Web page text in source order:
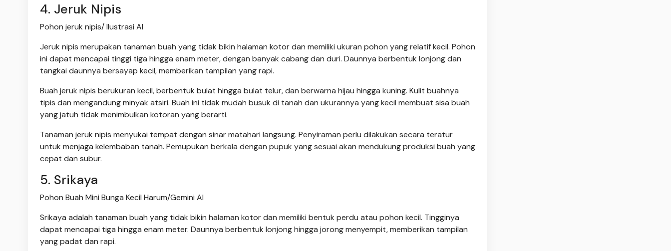
4. Jeruk Nipis
Pohon jeruk nipis/ Ilustrasi AI
Jeruk nipis merupakan tanaman buah yang tidak bikin halaman kotor dan memiliki ukuran pohon yang relatif kecil. Pohon
ini dapat mencapai tinggi tiga hingga enam meter, dengan banyak cabang dan duri. Daunnya berbentuk lonjong dan
tangkai daunnya bersayap kecil, memberikan tampilan yang rapi.
Buah jeruk nipis berukuran kecil, berbentuk bulat hingga bulat telur, dan berwarna hijau hingga kuning. Kulit buahnya
tipis dan mengandung minyak atsiri. Buah ini tidak mudah busuk di tanah dan ukurannya yang kecil membuat sisa buah
yang jatuh tidak menimbulkan kotoran yang berarti.
Tanaman jeruk nipis menyukai tempat dengan sinar matahari langsung. Penyiraman perlu dilakukan secara teratur
untuk menjaga kelembaban tanah. Pemupukan berkala dengan pupuk yang sesuai akan mendukung produksi buah yang
cepat dan subur.
5. Srikaya
Pohon Buah Mini Bunga Kecil Harum/Gemini AI
Srikaya adalah tanaman buah yang tidak bikin halaman kotor dan memiliki bentuk perdu atau pohon kecil. Tingginya
dapat mencapai tiga hingga enam meter. Daunnya berbentuk lonjong hingga jorong menyempit, memberikan tampilan
yang padat dan rapi.